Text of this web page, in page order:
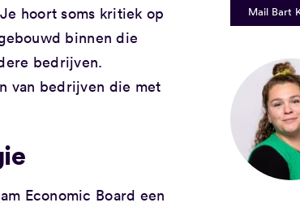
hoort soms kritiek op
binnen die
bedrijven.
van bedrijven die met
Economic Board een
Mail Bart